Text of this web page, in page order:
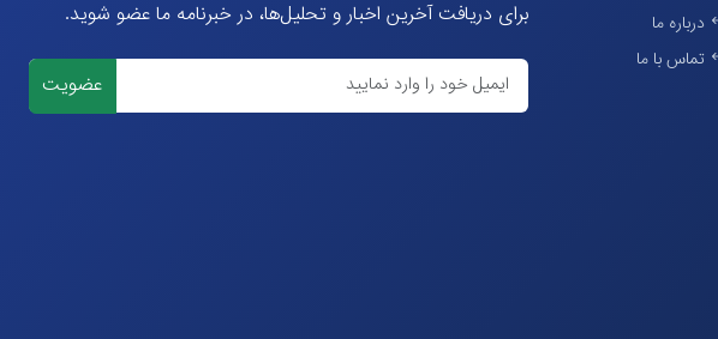
درباره ما
تماس با ما
برای دریافت آخرین اخبار و تحلیل‌ها، در خبرنامه ما عضو شوید.
عضویت